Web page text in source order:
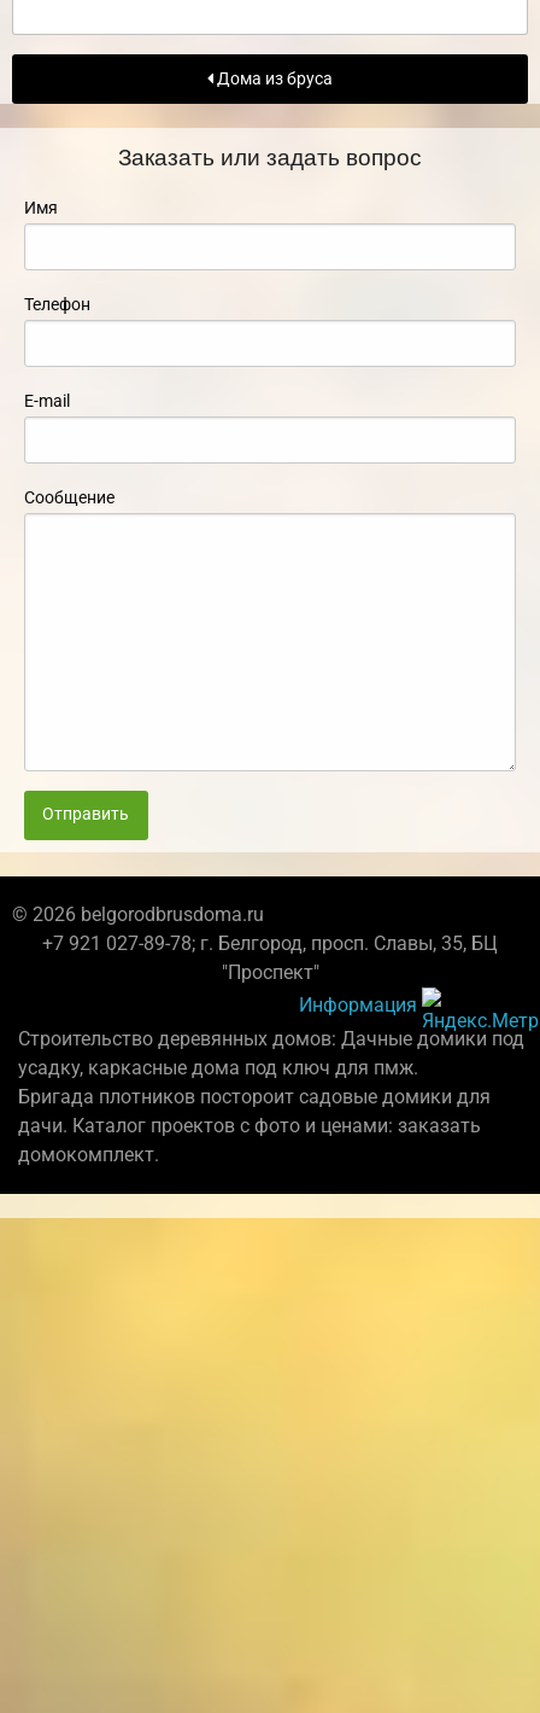
Дома из бруса
Заказать или задать вопрос
Имя
Телефон
E-mail
Сообщение
Отправить
© 2026 belgorodbrusdoma.ru
+7 921 027-89-78; г. Белгород, просп. Славы, 35, БЦ
"Проспект"
Информация
Строительство деревянных домов: Дачные домики под
усадку, каркасные дома под ключ для пмж.
Бригада плотников постороит садовые домики для
дачи. Каталог проектов с фото и ценами: заказать
домокомплект.